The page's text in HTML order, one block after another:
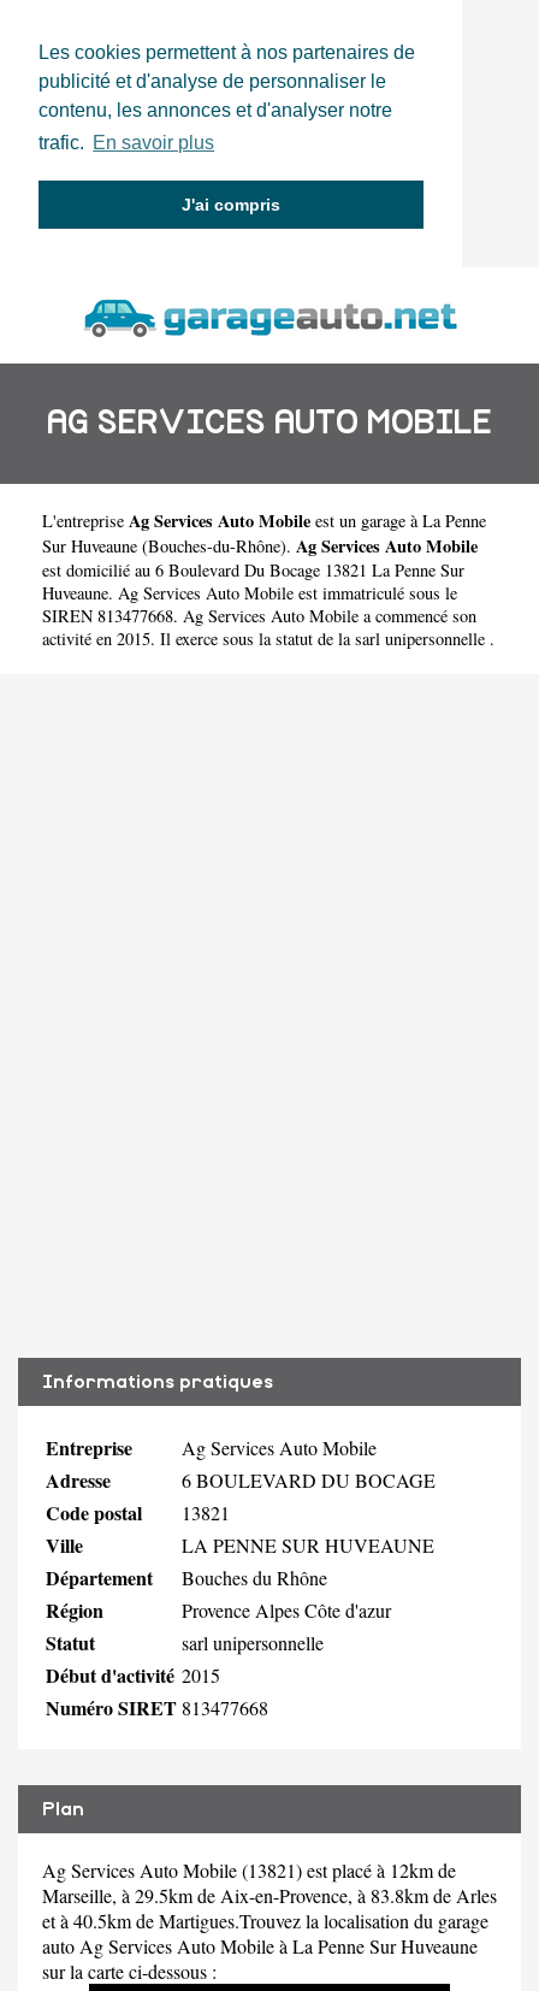
Les cookies permettent à nos partenaires de
publicité et d'analyse de personnaliser le
contenu, les annonces et d'analyser notre
trafic. En savoir plus
J'ai compris
AG SERVICES AUTO MOBILE
L'entreprise Ag Services Auto Mobile est un garage à La Penne
Sur Huveaune (Bouches-du-Rhône). Ag Services Auto Mobile
est domicilié au 6 Boulevard Du Bocage 13821 La Penne Sur
Huveaune. Ag Services Auto Mobile est immatriculé sous le
SIREN 813477668. Ag Services Auto Mobile a commencé son
activité en 2015. Il exerce sous la statut de la sarl unipersonnelle .
Informations pratiques
Entreprise Ag Services Auto Mobile
Adresse 6 BOULEVARD DU BOCAGE
Code postal 13821
Ville LA PENNE SUR HUVEAUNE
Département Bouches du Rhône
Région Provence Alpes Côte d'azur
Statut sarl unipersonnelle
Début d'activité 2015
Numéro SIRET 813477668
Plan
Ag Services Auto Mobile (13821) est placé à 12km de
Marseille, à 29.5km de Aix-en-Provence, à 83.8km de Arles
et à 40.5km de Martigues.Trouvez la localisation du garage
auto Ag Services Auto Mobile à La Penne Sur Huveaune
sur la carte ci-dessous :